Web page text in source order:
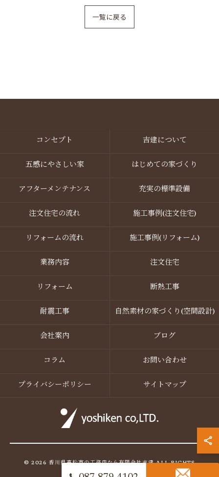
一覧に戻る
コンセプト 吉建について
五感にやさしい家 はじめての家づくり
アフターメンテナンス 充実の標準設備
注文住宅の流れ 施工事例(注文住宅)
リフォームの流れ 施工事例(リフォーム)
業務内容 注文住宅
リフォーム 断熱工事
耐震工事 自然素材の家づくり(空間設計)
会社案内 ブログ
コラム お問い合わせ
プライバシーポリシー サイトマップ
© 2026 香川県高松市の工務店なら有限会社吉建 ALL RIGHTS
RESERVED.